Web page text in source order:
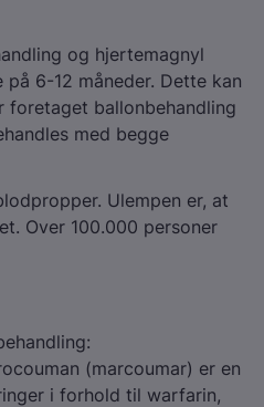
og hjertemagnyl
6-12 måneder. Dette kan
ballonbehandling
med begge
Ulempen er, at
Over 100.000 personer
(marcoumar) er en
i forhold til warfarin,